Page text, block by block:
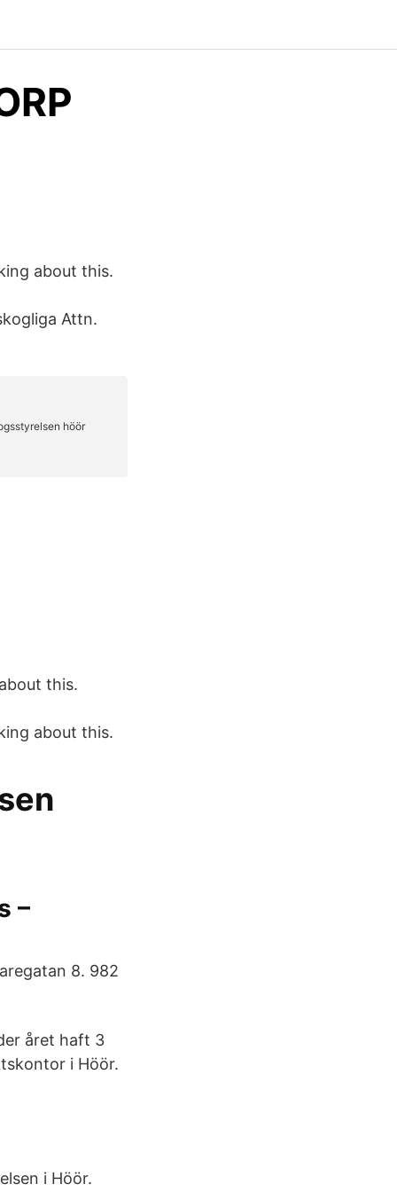
about this.
Attn.
this.
about this.
–
8. 982
året haft 3
i Höör.
i Höör.